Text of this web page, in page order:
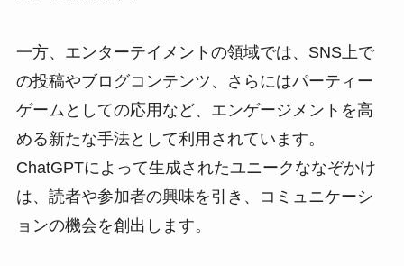
一方、エンターテイメントの領域では、SNS上で
の投稿やブログコンテンツ、さらにはパーティー
ゲームとしての応用など、エンゲージメントを高
める新たな手法として利用されています。
ChatGPTによって生成されたユニークななぞかけ
は、読者や参加者の興味を引き、コミュニケーシ
ョンの機会を創出します。